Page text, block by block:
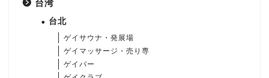
台湾
台北
ゲイサウナ・発展場
ゲイマッサージ・売り専
ゲイバー